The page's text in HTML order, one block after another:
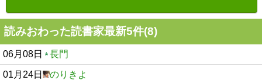
読みおわった読書家最新5件(8)
06月08日 長門
01月24日 のりきよ